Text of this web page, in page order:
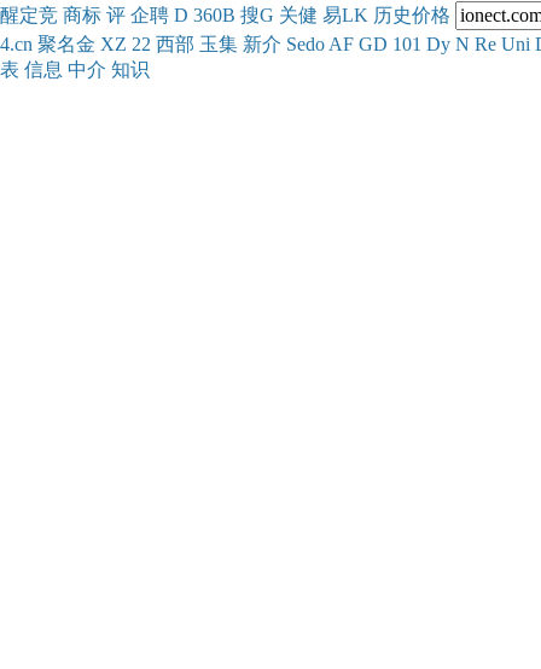
醒定竞 商标 评 企聘 D 360B 搜G 关健 易LK 历史价格
4.cn 聚名金 XZ 22 西部 玉集 新介 Sedo AF GD 101 Dy N Re Uni
表 信息 中介 知识